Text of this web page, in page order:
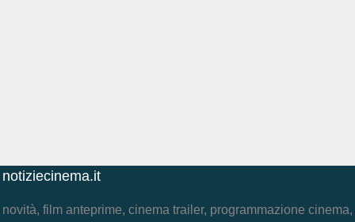
notiziecinema.it
novità, film anteprime, cinema trailer, programmazione